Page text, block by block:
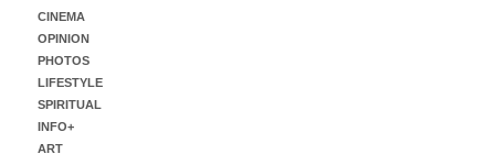
CINEMA
OPINION
PHOTOS
LIFESTYLE
SPIRITUAL
INFO+
ART